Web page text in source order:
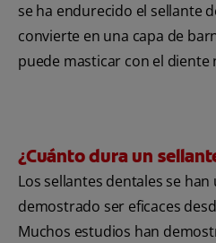
se ha endurecido el sellante
convierte en una capa de
puede masticar con el diente
¿Cuánto dura un
Los sellantes dentales se
demostrado ser eficaces
Muchos estudios han